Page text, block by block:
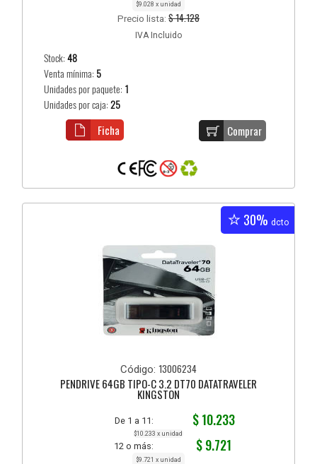
$9.028 x unidad
Precio lista: $ 14.128
IVA Incluido
Stock:48
Venta mínima: 5
Unidades por paquete: 1
Unidades por caja:25
Comprar
Ficha
30% dcto
Código: 13006234
PENDRIVE 64GB TIPO-C 3.2 DT70 DATATRAVELER
KINGSTON
De 1 a 11: $ 10.233
$10.233 x unidad
12 o más: $ 9.721
$9.721 x unidad